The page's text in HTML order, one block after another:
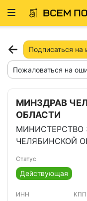
Развернуть
Подписаться на
Пожаловаться на
МИНЗДРАВ
ОБЛАСТИ
МИНИСТЕРСТВО
ЧЕЛЯБИНСКОЙ
Статус
Действующая
ИНН КПП